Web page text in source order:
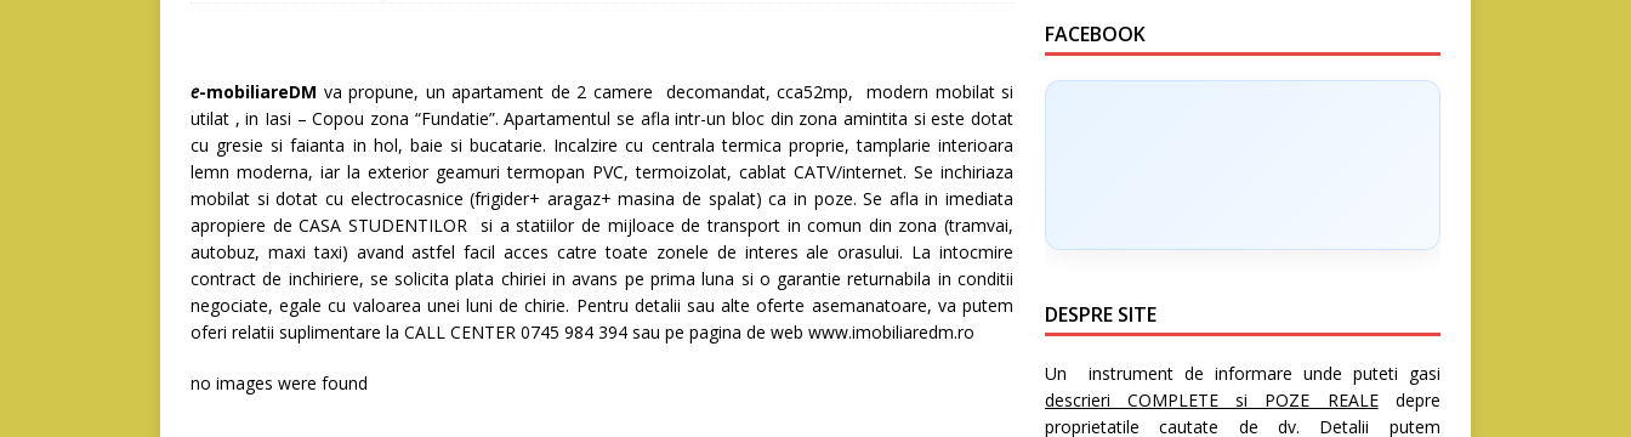
e-mobiliareDM va propune, un apartament de 2 camere decomandat, cca52mp, modern mobilat si
utilat , in Iasi – Copou zona “Fundatie”. Apartamentul se afla intr-un bloc din zona amintita si este dotat
cu gresie si faianta in hol, baie si bucatarie. Incalzire cu centrala termica proprie, tamplarie interioara
lemn moderna, iar la exterior geamuri termopan PVC, termoizolat, cablat CATV/internet. Se inchiriaza
mobilat si dotat cu electrocasnice (frigider+ aragaz+ masina de spalat) ca in poze. Se afla in imediata
apropiere de CASA STUDENTILOR si a statiilor de mijloace de transport in comun din zona (tramvai,
autobuz, maxi taxi) avand astfel facil acces catre toate zonele de interes ale orasului. La intocmire
contract de inchiriere, se solicita plata chiriei in avans pe prima luna si o garantie returnabila in conditii
negociate, egale cu valoarea unei luni de chirie. Pentru detalii sau alte oferte asemanatoare, va putem
oferi relatii suplimentare la CALL CENTER 0745 984 394 sau pe pagina de web www.imobiliaredm.ro
no images were found
FACEBOOK
DESPRE SITE
Un instrument de informare unde puteti gasi
descrieri COMPLETE si POZE REALEdepre
proprietatile cautate de dv. Detalii putem